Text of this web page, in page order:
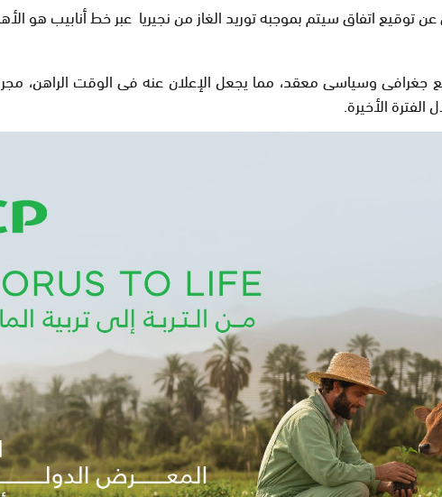
اتفاق سيتم بموجبه توريد الغاز من نجيريا عبر خط أنابيب هو
وسياسى معقد، مما يجعل الإعلان عنه فى الوقت الراهن، مجرد
الفترة الأخيرة.